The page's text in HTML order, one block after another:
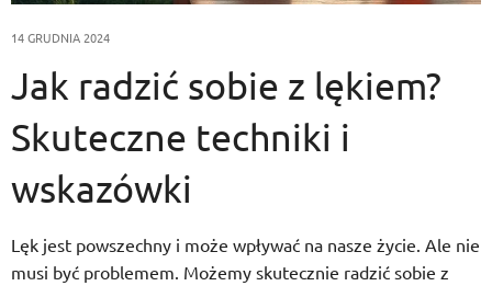
14 GRUDNIA 2024
Jak radzić sobie z lękiem?
Skuteczne techniki i
wskazówki
Lęk jest powszechny i może wpływać na nasze życie. Ale nie
musi być problemem. Możemy skutecznie radzić sobie z